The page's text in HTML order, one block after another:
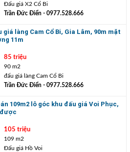
Đấu giá X2 Cổ Bi
Trần Đức Điển- 0977.528.666
giá làng Cam Cổ Bi, Gia Lâm, 90m mặt
11m
85 triệu
90 m2
đấu giá làng Cam Cổ Bi
Trần Đức Điển- 0977.528.666
109m2 lô góc khu đấu giá Voi Phục,
105 triệu
109 m2
Đấu giá Hồ Voi